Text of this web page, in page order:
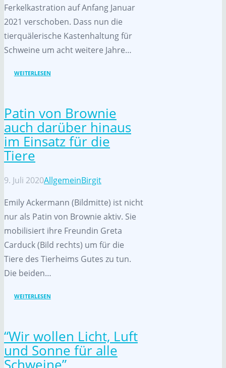
Ferkelkastration auf Anfang Januar
2021 verschoben. Dass nun die
tierquälerische Kastenhaltung für
Schweine um acht weitere Jahre…
WEITERLESEN
Patin von Brownie
auch darüber hinaus
im Einsatz für die
Tiere
9. Juli 2020AllgemeinBirgit
Emily Ackermann (Bildmitte) ist nicht
nur als Patin von Brownie aktiv. Sie
mobilisiert ihre Freundin Greta
Carduck (Bild rechts) um für die
Tiere des Tierheims Gutes zu tun.
Die beiden…
WEITERLESEN
“Wir wollen Licht, Luft
und Sonne für alle